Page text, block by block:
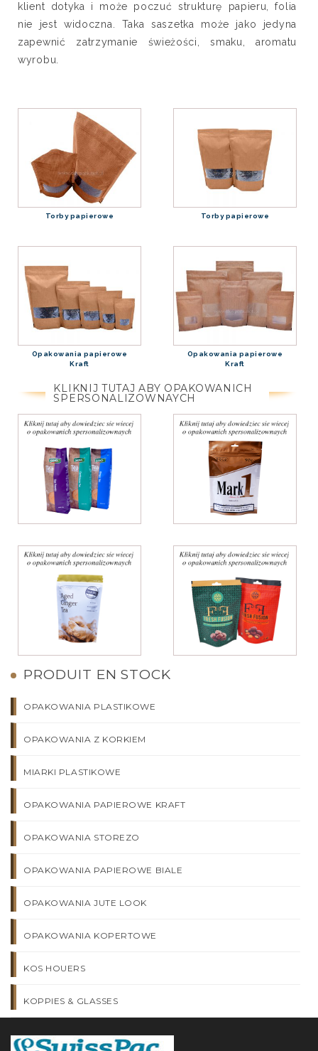
klient dotyka i może poczuć strukturę papieru, folia
nie jest widoczna. Taka saszetka może jako jedyna
zapewnić zatrzymanie świeżości, smaku, aromatu
wyrobu.
Torby papierowe Torby papierowe
Opakowania papierowe
Kraft
Opakowania papierowe
Kraft
KLIKNIJ TUTAJ ABY OPAKOWANICH
SPERSONALIZOWNAYCH
PRODUIT EN STOCK
OPAKOWANIA PLASTIKOWE
OPAKOWANIA Z KORKIEM
MIARKI PLASTIKOWE
OPAKOWANIA PAPIEROWE KRAFT
OPAKOWANIA STOREZO
OPAKOWANIA PAPIEROWE BIALE
OPAKOWANIA JUTE LOOK
OPAKOWANIA KOPERTOWE
KOS HOUERS
KOPPIES & GLASSES